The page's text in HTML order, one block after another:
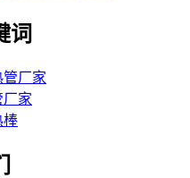
词
管厂家
厂家
棒